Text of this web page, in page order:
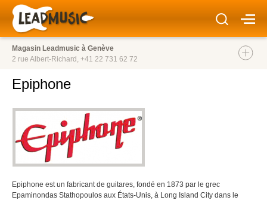
Magasin Leadmusic à Genève
2 rue Albert-Richard, +41 22 731 62 72
Epiphone
Epiphone est un fabricant de guitares, fondé en 1873 par le grec
Epaminondas Stathopoulos aux États-Unis, à Long Island City dans le